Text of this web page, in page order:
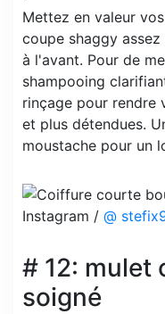
Mettez en valeur
coupe shaggy
à l'avant. Pour de
shampooing
rinçage pour rendre
et plus détendues.
moustache pour un
Instagram / @
# 12: mulet
soigné